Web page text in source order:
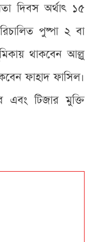
দিবস অর্থাৎ ১৫
পুষ্পা ২ বা
থাকবেন আল্লু
ফাহাদ ফাসিল।
এবং টিজার মুক্তি